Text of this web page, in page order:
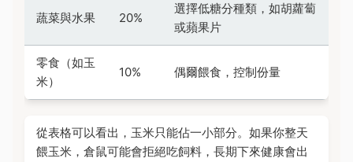
蔬菜與水果 20%
選擇低糖分種類，如胡蘿蔔
或蘋果片
零食（如玉
米）
10% 偶爾餵食，控制份量
從表格可以看出，玉米只能佔一小部分。如果你整天
餵玉米，倉鼠可能會拒絕吃飼料，長期下來健康會出